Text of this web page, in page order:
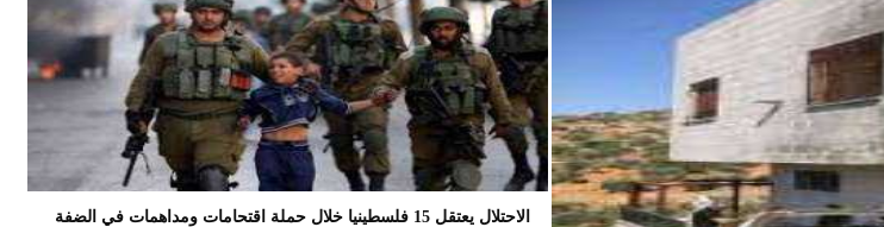
الاحتلال يعتقل 15 فلسطينيا خلال حملة اقتحامات ومداهمات في الضفة